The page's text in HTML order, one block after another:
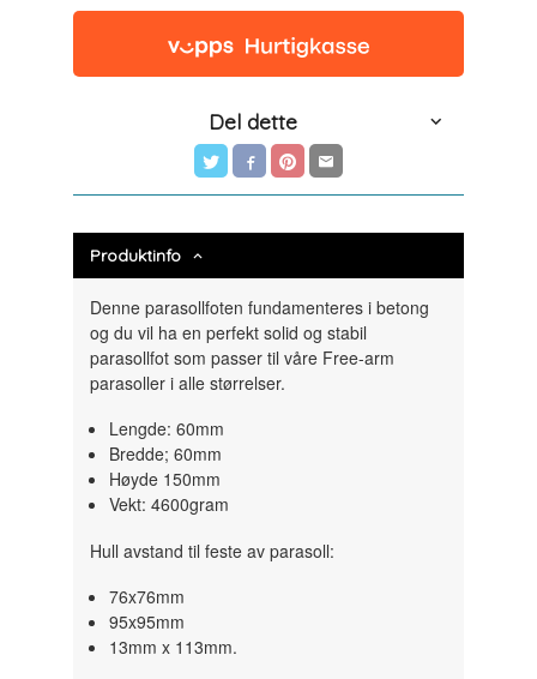
Del dette
Produktinfo
Denne parasollfoten fundamenteres i betong
og du vil ha en perfekt solid og stabil
parasollfot som passer til våre Free-arm
parasoller i alle størrelser.
Lengde: 60mm
Bredde; 60mm
Høyde 150mm
Vekt: 4600gram
Hull avstand til feste av parasoll:
76x76mm
95x95mm
13mm x 113mm.